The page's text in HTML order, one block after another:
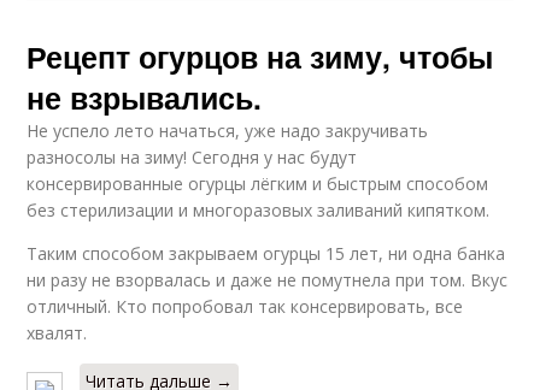
Рецепт огурцов на зиму, чтобы
не взрывались.
Не успело лето начаться, уже надо закручивать
разносолы на зиму! Сегодня у нас будут
консервированные огурцы лёгким и быстрым способом
без стерилизации и многоразовых заливаний кипятком.
Таким способом закрываем огурцы 15 лет, ни одна банка
ни разу не взорвалась и даже не помутнела при том. Вкус
отличный. Кто попробовал так консервировать, все
хвалят.
Читать дальше →